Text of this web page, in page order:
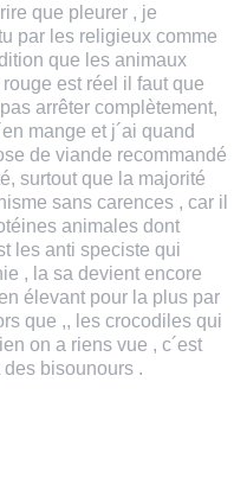
que pleurer , je
par les religieux comme
que les animaux
est réel il faut que
arrêter complètement,
mange et j´ai quand
de viande recommandé
surtout que la majorité
sans carences , car il
animales dont
les anti speciste qui
, la sa devient encore
élevant pour la plus par
que ,, les crocodiles qui
on a riens vue , c´est
bisounours .